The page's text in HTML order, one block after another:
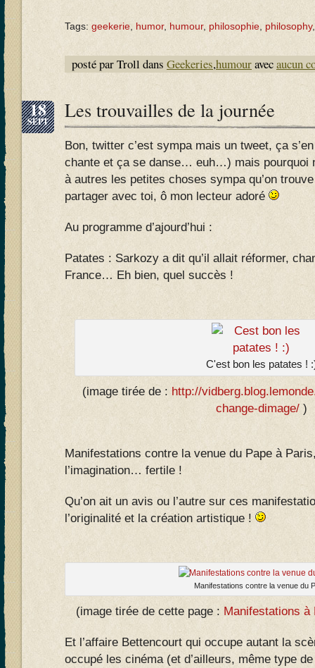
Tags: geekerie humor, humour, philosophie philosophy
posté par Troll dans Geekeries,humouravecaucun
18
SEPT Les trouvailles de la journée
Bon, twitter c’est sympa mais un tweet, ça
chante et ça se danse… euh…) mais pourquoi
à autres les petites choses sympa qu’on
partager avec toi, ô mon lecteur adoré
Au programme d’ajourd’hui :
Patates : Sarkozy a dit qu’il allait réformer,
France… Eh bien, quel succès !
C'est bon les patates !
(image tirée de : http://
change-dimage/ )
Manifestations contre la venue du Pape à
l’imagination… fertile !
Qu’on ait un avis ou l’autre sur ces
l’originalité et la création artistique !
Manifestations contre la venue du
(image tirée de cette page : Manifestations à
Et l’affaire Bettencourt qui occupe autant la
occupé les cinéma (et d’ailleurs, même type